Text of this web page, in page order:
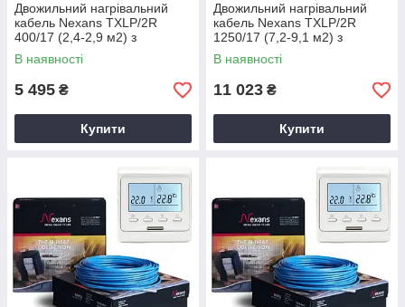
Двожильний нагрівальний
кабель Nexans TXLP/2R
400/17 (2,4-2,9 м2) з
терморегулятором Е51
В наявності
5 495 ₴
Купити
Двожильний нагрівальний
кабель Nexans TXLP/2R
1250/17 (7,2-9,1 м2) з
терморегулятором Е51
В наявності
11 023 ₴
Купити